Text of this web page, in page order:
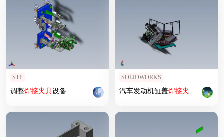
STP
调整焊接夹具设备
SOLIDWORKS
汽车发动机缸盖焊接夹具 （汽车